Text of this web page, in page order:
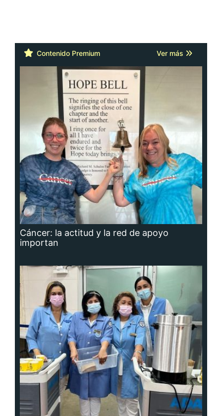
Contenido Premium Ver más
Cáncer: la actitud y la red de apoyo
importan